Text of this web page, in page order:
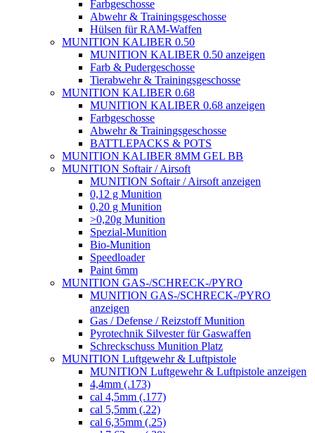
Farbgeschosse
Abwehr & Trainingsgeschosse
Hülsen für RAM-Waffen
MUNITION KALIBER 0.50
MUNITION KALIBER 0.50 anzeigen
Farb & Pudergeschosse
Tierabwehr & Trainingsgeschosse
MUNITION KALIBER 0.68
MUNITION KALIBER 0.68 anzeigen
Farbgeschosse
Abwehr & Trainingsgeschosse
BATTLEPACKS & POTS
MUNITION KALIBER 8MM GEL BB
MUNITION Softair / Airsoft
MUNITION Softair / Airsoft anzeigen
0,12 g Munition
0,20 g Munition
>0,20g Munition
Spezial-Munition
Bio-Munition
Speedloader
Paint 6mm
MUNITION GAS-/SCHRECK-/PYRO
MUNITION GAS-/SCHRECK-/PYRO
anzeigen
Gas / Defense / Reizstoff Munition
Pyrotechnik Silvester für Gaswaffen
Schreckschuss Munition Platz
MUNITION Luftgewehr & Luftpistole
MUNITION Luftgewehr & Luftpistole anzeigen
4,4mm (.173)
cal 4,5mm (.177)
cal 5,5mm (.22)
cal 6,35mm (.25)